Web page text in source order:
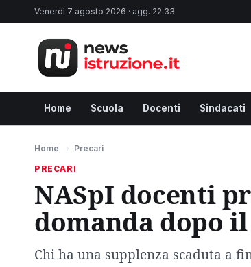
Venerdì 7 agosto 2026 · agg. 22:33
Home Scuola Docenti Sindacati
Home › Precari
PRECARI
NASpI docenti
domanda dopo
Chi ha una supplenza scaduta a